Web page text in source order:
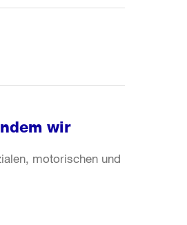
wir
motorischen und